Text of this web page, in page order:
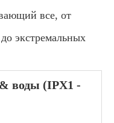
все, от
экстремальных
воды (IPX1 -